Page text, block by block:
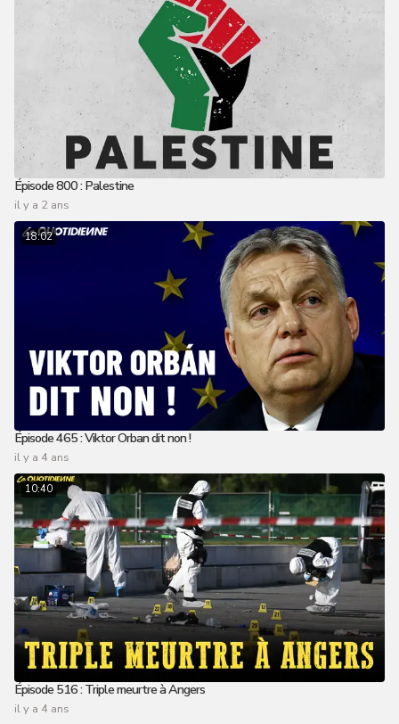
Épisode 800 : Palestine
il y a 2 ans
18:02
Épisode 465 : Viktor Orban dit non !
il y a 4 ans
10:40
Épisode 516 : Triple meurtre à Angers
il y a 4 ans